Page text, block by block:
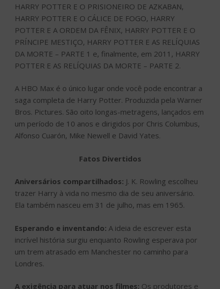
HARRY POTTER E O PRISIONEIRO DE AZKABAN,
HARRY POTTER E O CÁLICE DE FOGO, HARRY
POTTER E A ORDEM DA FÊNIX, HARRY POTTER E O
PRÍNCIPE MESTIÇO, HARRY POTTER E AS RELÍQUIAS
DA MORTE – PARTE 1 e, finalmente, em 2011, HARRY
POTTER E AS RELÍQUIAS DA MORTE – PARTE 2.
A HBO Max é o único lugar onde você pode encontrar a
saga completa de Harry Potter. Produzida pela Warner
Bros. Pictures. São oito longas-metragens, lançados em
um período de 10 anos e dirigidos por Chris Columbus,
Alfonso Cuarón, Mike Newell e David Yates.
Fatos Divertidos
Aniversários compartilhados: J. K. Rowling escolheu
trazer Harry à vida no mesmo dia de seu aniversário.
Ela também nasceu em 31 de julho, mas em 1965.
Esperando e inventando: A ideia de escrever esta
incrível história surgiu enquanto Rowling esperava por
um trem atrasado em Manchester no caminho para
Londres.
A exigência para atuar nos filmes: Os produtores e